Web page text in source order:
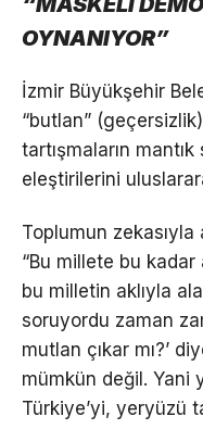
OYNANIYOR”
İzmir Büyükşehir
“butlan”
tartışmaların mantık
eleştirilerini
Toplumun
“Bu millete bu kadar
bu milletin aklıyla
soruyordu zaman
mutlan çıkar mı?’
mümkün değil. Yani
Türkiye’yi, yeryüzü